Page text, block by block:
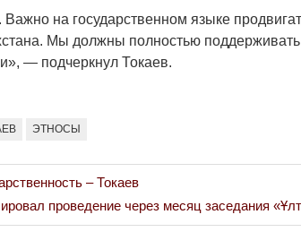
на государственном языке
Мы должны полностью
— подчеркнул Токаев.
ЭТНОСЫ
– Токаев
проведение через месяц заседания